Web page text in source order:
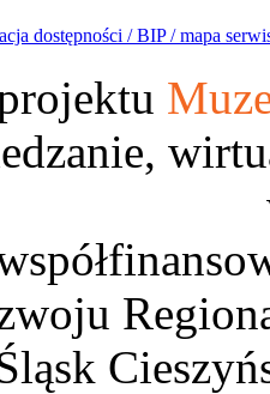
dostępności /BIP /mapa